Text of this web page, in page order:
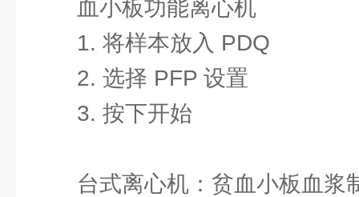
血小板功能离心机
1. 将样本放入 PDQ
2. 选择 PFP 设置
3. 按下开始
台式离心机：贫血小板血浆